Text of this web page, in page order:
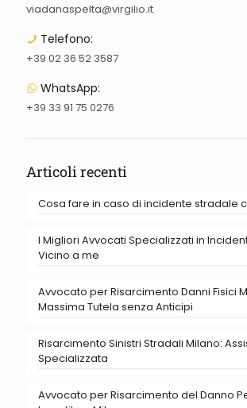
viadanaspelta@virgilio.it
Telefono:
+39 02 36 52 3587
WhatsApp:
+39 33 91 75 0276
Articoli recenti
Cosa fare in caso di incidente stradale
I Migliori Avvocati Specializzati in
Vicino a me
Avvocato per Risarcimento Danni Fisici
Massima Tutela senza Anticipi
Risarcimento Sinistri Stradali Milano:
Specializzata
Avvocato per Risarcimento del Danno